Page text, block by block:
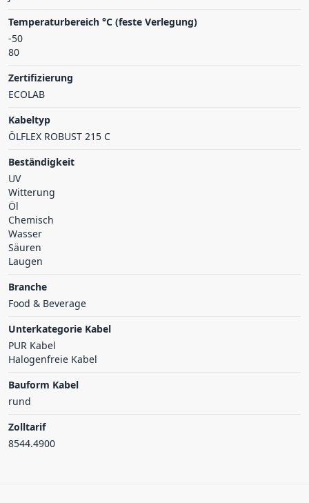
Temperaturbereich °C (feste Verlegung)
-50
80
Zertifizierung
ECOLAB
Kabeltyp
ÖLFLEX ROBUST 215 C
Beständigkeit
UV
Witterung
Öl
Chemisch
Wasser
Säuren
Laugen
Branche
Food & Beverage
Unterkategorie Kabel
PUR Kabel
Halogenfreie Kabel
Bauform Kabel
rund
Zolltarif
8544.4900